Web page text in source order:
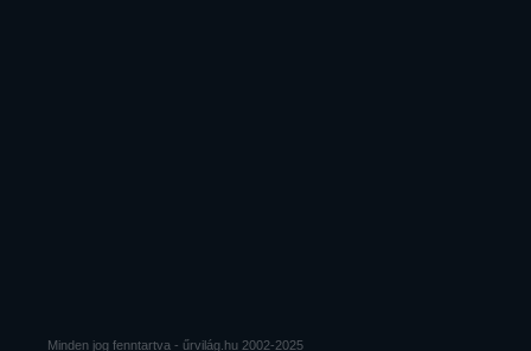
Minden jog fenntartva - űrvilág.hu 2002-2025